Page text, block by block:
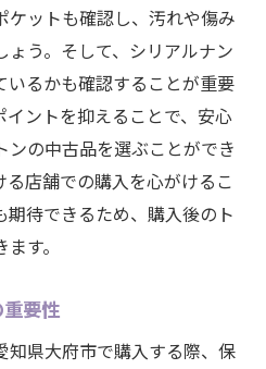
ケットも確認し、汚れや傷み
う。そして、シリアルナン
いるかも確認することが重要
ントを抑えることで、安心
ンの中古品を選ぶことができ
る店舗での購入を心がけるこ
期待できるため、購入後のト
す。
要性
知県大府市で購入する際、保